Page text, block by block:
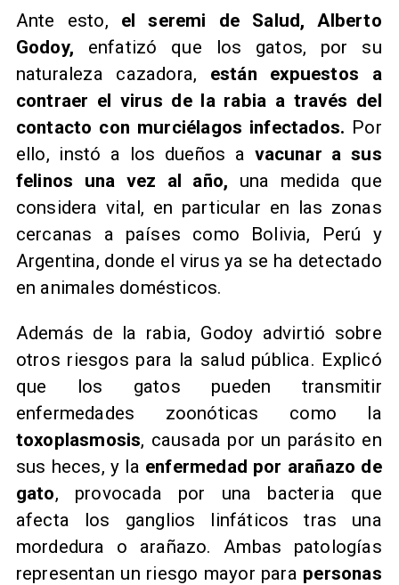
Ante esto, el seremi de Salud, Alberto
Godoy, enfatizó que los gatos, por su
naturaleza cazadora, están expuestos a
contraer el virus de la rabia a través del
contacto con murciélagos infectados. Por
ello, instó a los dueños a vacunar a sus
felinos una vez al año, una medida que
considera vital, en particular en las zonas
cercanas a países como Bolivia, Perú y
Argentina, donde el virus ya se ha detectado
en animales domésticos.
Además de la rabia, Godoy advirtió sobre
otros riesgos para la salud pública. Explicó
que los gatos pueden transmitir
enfermedades zoonóticas como la
toxoplasmosis, causada por un parásito en
sus heces, y la enfermedad por arañazo de
gato, provocada por una bacteria que
afecta los ganglios linfáticos tras una
mordedura o arañazo. Ambas patologías
representan un riesgo mayor para personas